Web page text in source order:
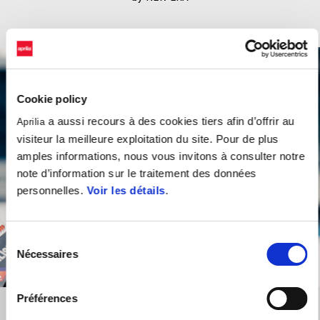
Cookie policy
Aprilia a aussi recours à des cookies tiers afin d’offrir au
visiteur la meilleure exploitation du site. Pour de plus
amples informations, nous vous invitons à consulter notre
note d’information sur le traitement des données
personnelles. Voir les détails.
du
consentement
Nécessaires
Préférences